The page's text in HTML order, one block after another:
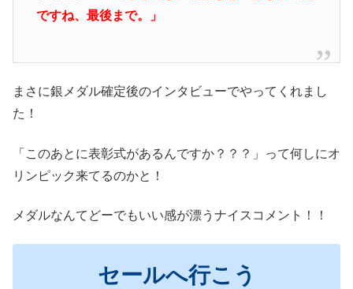
ですね、最後まで。」
まさに銀メダル確定後のインタビューでやってくれまし
た！
「このあとに表彰式があるんですか？？？」って何しにオ
リンピック来てるのかと！
メダルなんてどーでもいい感が漂うナイスコメント！！
セールへ行こう